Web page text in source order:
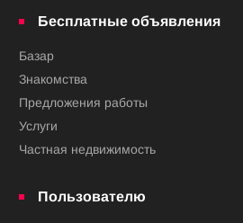
Бесплатные объявления
Базар
Знакомства
Предложения работы
Услуги
Частная недвижимость
Пользователю